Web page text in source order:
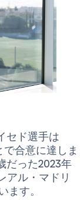
セド選手は
合意に達しま
だった2023年
アル・マドリ
ます。